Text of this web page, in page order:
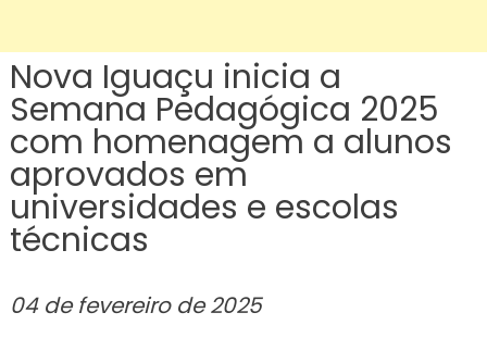
Nova Iguaçu inicia a
Semana Pedagógica 2025
com homenagem a alunos
aprovados em
universidades e escolas
técnicas
04 de fevereiro de 2025